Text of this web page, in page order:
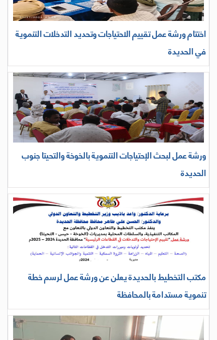
اختتام ورشة عمل تقييم الاحتياجات وتحديد التدخلات التنموية
في الحديدة
ورشة عمل لبحث الإحتياجات التنموية بالخوخة والتحيتا جنوب
الحديدة
مكتب التخطيط بالحديدة يعلن عن ورشة عمل لرسم خطة
تنموية مستدامة بالمحافظة